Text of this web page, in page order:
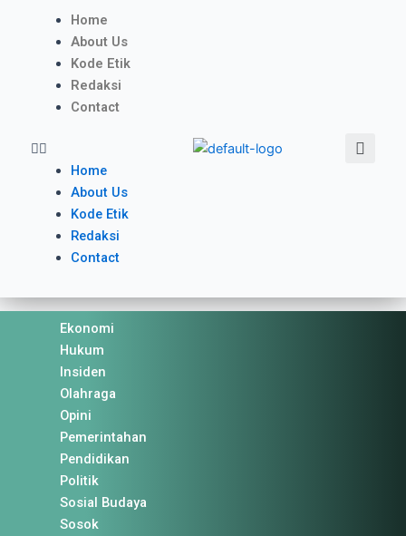
Home
About Us
Kode Etik
Redaksi
Contact
Menu
Home
About Us
Kode Etik
Redaksi
Contact
Ekonomi
Hukum
Insiden
Olahraga
Opini
Pemerintahan
Pendidikan
Politik
Sosial Budaya
Sosok